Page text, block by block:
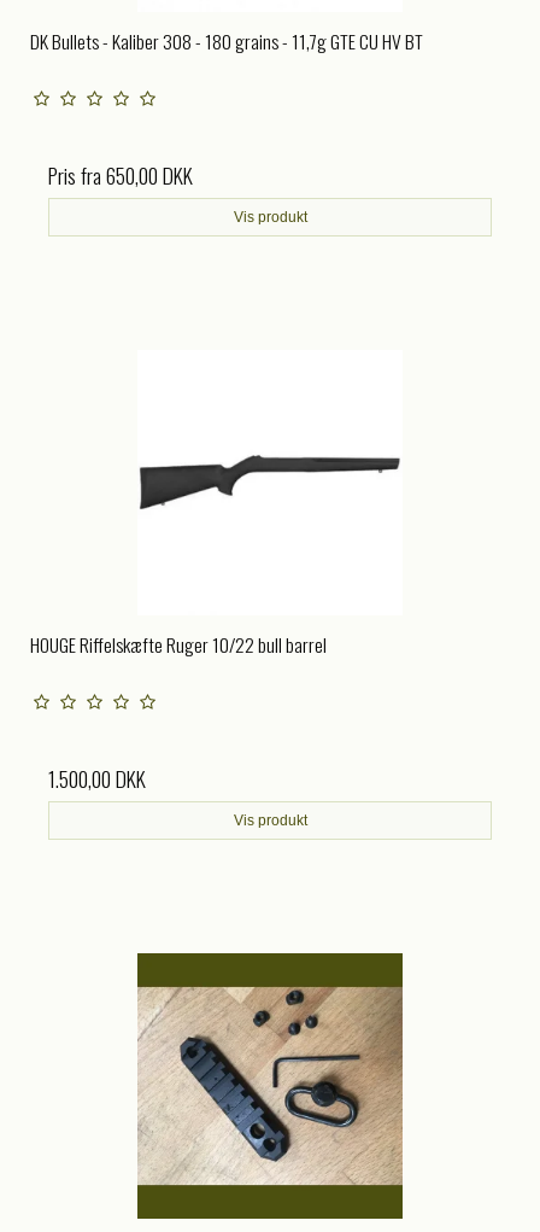
DK Bullets - Kaliber 308 - 180 grains - 11,7g GTE CU HV BT
Pris fra650,00 DKK
Vis produkt
HOUGE Riffelskæfte Ruger 10/22 bull barrel
1.500,00 DKK
Vis produkt